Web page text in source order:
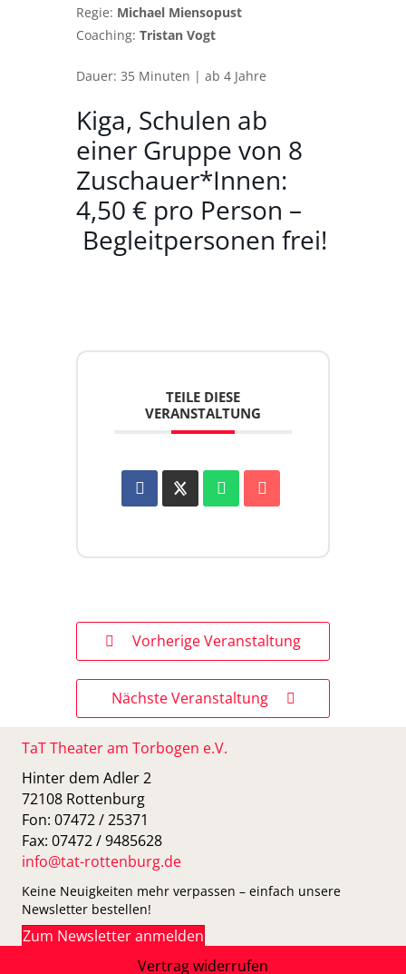
Regie: Michael Miensopust
Coaching: Tristan Vogt
Dauer: 35 Minuten | ab 4 Jahre
Kiga, Schulen ab
einer Gruppe von 8
Zuschauer*Innen:
4,50 € pro Person –
Begleitpersonen frei!
TEILE DIESE
VERANSTALTUNG
Vorherige Veranstaltung
Nächste Veranstaltung
TaT Theater am Torbogen e.V.
Hinter dem Adler 2
72108 Rottenburg
Fon: 07472 / 25371
Fax: 07472 / 9485628
info@tat-rottenburg.de
Keine Neuigkeiten mehr verpassen – einfach unsere
Newsletter bestellen!
Zum Newsletter anmelden
Vertrag widerrufen